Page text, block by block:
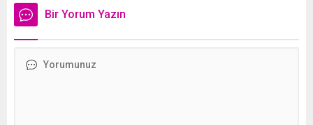
farkına varabilecek mi? İşte
91. bölüm fragmanı
Bir Yorum Yazın